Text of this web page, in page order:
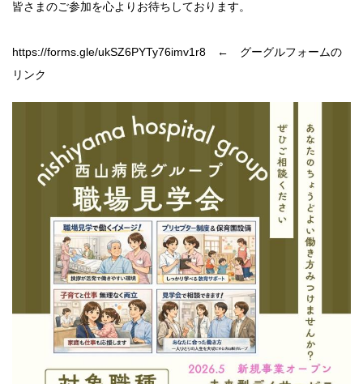
皆さまのご参加を心よりお待ちしております。
https://forms.gle/ukSZ6PYTy76imv1r8 ← グーグルフォームの
リンク